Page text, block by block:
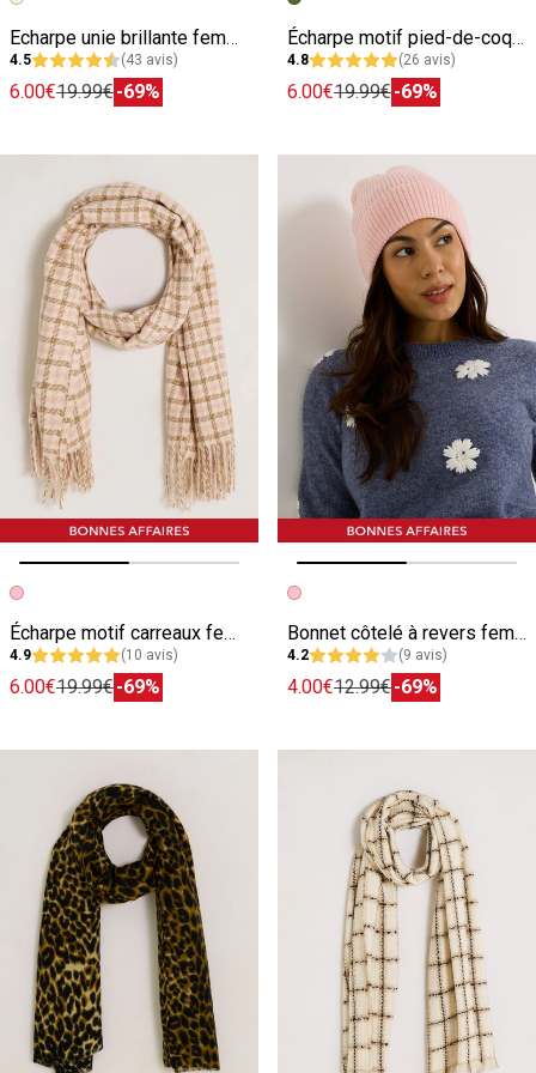
Echarpe unie brillante femme
4.5 (43 avis)
6.00€19.99€-69%
Écharpe motif pied-de-coq femme
4.8 (26 avis)
6.00€19.99€-69%
Image précédente
Image suivante
Écharpe motif carreaux femme
4.9 (10 avis)
6.00€19.99€-69%
Image précédente
Image suivante
Bonnet côtelé à revers femme
4.2 (9 avis)
4.00€12.99€-69%